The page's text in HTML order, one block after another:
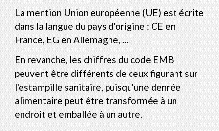
La mention Union européenne (UE) est écrite
dans la langue du pays d'origine : CE en
France, EG en Allemagne, ...
En revanche, les chiffres du code EMB
peuvent être différents de ceux figurant sur
l'estampille sanitaire, puisqu'une denrée
alimentaire peut être transformée à un
endroit et emballée à un autre.